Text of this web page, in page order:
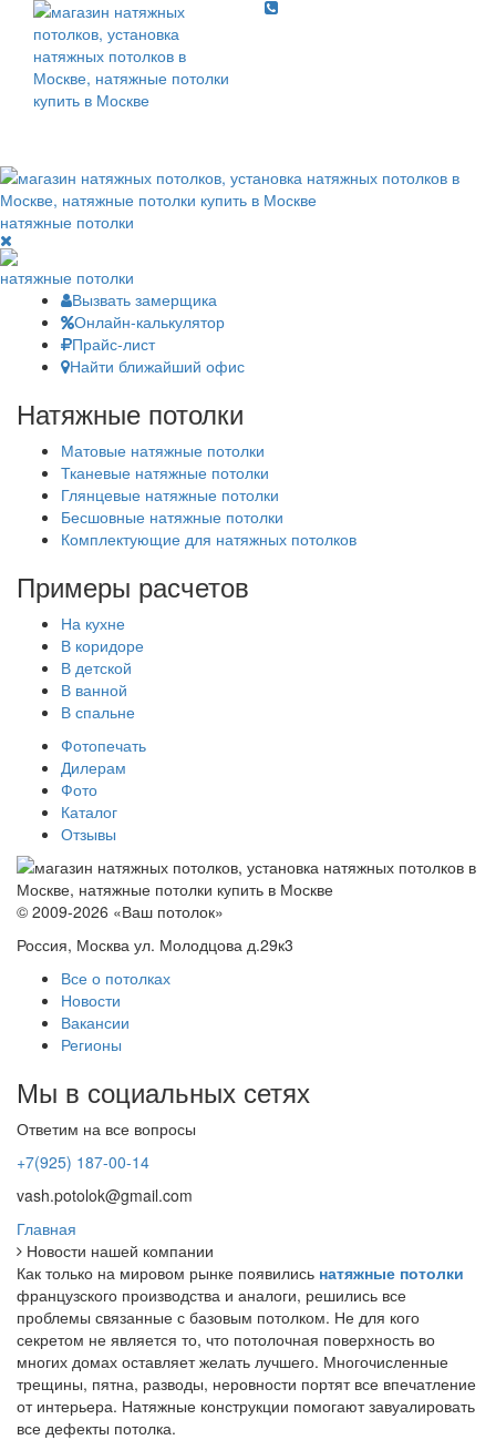
натяжные потолки
натяжные потолки
Вызвать замерщика
Онлайн-калькулятор
Прайс-лист
Найти ближайший офис
Натяжные потолки
Матовые натяжные потолки
Тканевые натяжные потолки
Глянцевые натяжные потолки
Бесшовные натяжные потолки
Комплектующие для натяжных потолков
Примеры расчетов
На кухне
В коридоре
В детской
В ванной
В спальне
Фотопечать
Дилерам
Фото
Каталог
Отзывы
© 2009-2026 «Ваш потолок»
Россия, Москва ул. Молодцова д.29к3
Все о потолках
Новости
Вакансии
Регионы
Мы в социальных сетях
Ответим на все вопросы
+7(925) 187-00-14
vash.potolok@gmail.com
Главная
Новости нашей компании
Как только на мировом рынке появились натяжные потолки
французского производства и аналоги, решились все
проблемы связанные с базовым потолком. Не для кого
секретом не является то, что потолочная поверхность во
многих домах оставляет желать лучшего. Многочисленные
трещины, пятна, разводы, неровности портят все впечатление
от интерьера. Натяжные конструкции помогают завуалировать
все дефекты потолка.